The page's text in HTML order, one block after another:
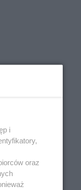
i
oraz